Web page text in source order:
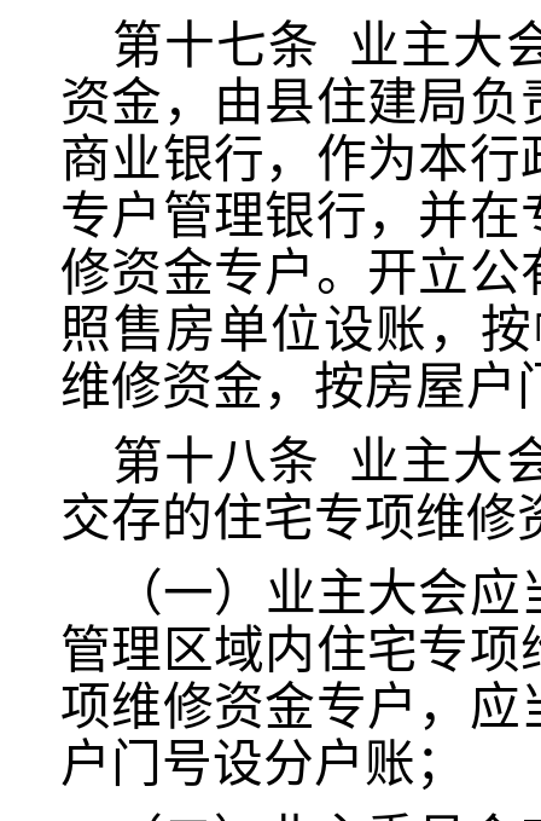
第十七条
业主大
资金，由县住建局负
商业银行，作为本
专户管理银行，并
修资金专户。 开立公
照售房单位设账，
维修资金，按房屋户
第十八条
业主大
交存的住宅专项维修
（一） 业主大会应
管理区域内住宅专
项维修资金专户，
户门号设分户账；